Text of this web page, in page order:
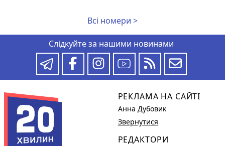
Всі номери >
Слідкуйте за нашими новинами
РЕКЛАМА НА САЙТІ
Анна Дубовик
Звернутися
РЕДАКТОРИ